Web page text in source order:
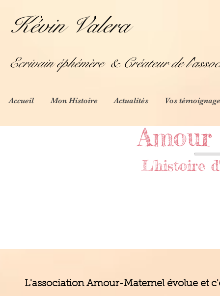
Kévin Valera
Ecrivain éphémère & Créateur de
Accueil Mon Histoire Actualités Vos
L'histoire
L'association Amour-Maternel évolue et